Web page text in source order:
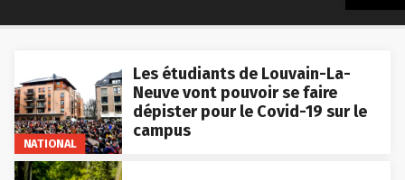
NATIONAL
Les étudiants de Louvain-La-
Neuve vont pouvoir se faire
dépister pour le Covid-19 sur le
campus